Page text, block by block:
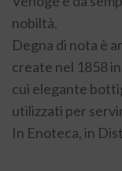
nobiltà.
Degna di nota è
create nel 1858
cui elegante
utilizzati per
In Enoteca, in